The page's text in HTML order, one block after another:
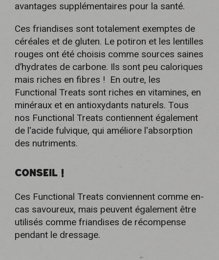
avantages supplémentaires pour la santé.
Ces friandises sont totalement exemptes de
céréales et de gluten. Le potiron et les lentilles
rouges ont été choisis comme sources saines
d’hydrates de carbone. Ils sont peu caloriques
mais riches en fibres ! En outre, les
Functional Treats sont riches en vitamines, en
minéraux et en antioxydants naturels. Tous
nos Functional Treats contiennent également
de l'acide fulvique, qui améliore l'absorption
des nutriments.
CONSEIL !
Ces Functional Treats conviennent comme en-
cas savoureux, mais peuvent également être
utilisés comme friandises de récompense
pendant le dressage.